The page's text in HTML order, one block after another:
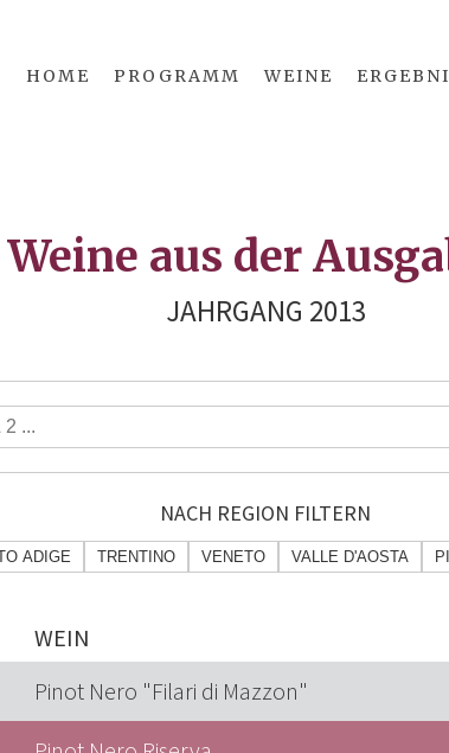
HOME PROGRAMM WEINE
aus der
JAHRGANG 2013
NACH REGION FILTERN
ADIGE TRENTINO VENETO VALLE D'AOSTA
WEIN
Pinot Nero "Filari di Mazzon"